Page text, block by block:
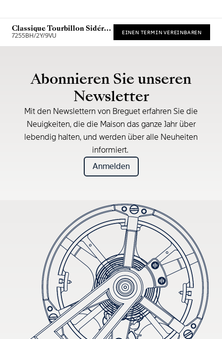
Classique Tourbillon Sidéral
7255
7255BH/2Y/9VU EINEN TERMIN VEREINBAREN
Abonnieren Sie unseren
Newsletter
Mit den Newslettern von Breguet erfahren Sie die
Neuigkeiten, die die Maison das ganze Jahr über
lebendig halten, und werden über alle Neuheiten
informiert.
Anmelden